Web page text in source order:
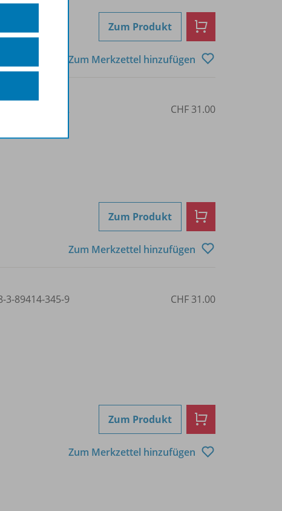
Zum Produkt
Zum Merkzettel hinzufügen
3-8377-7777-2 CHF 31.00
Zum Produkt
Zum Merkzettel hinzufügen
3-89414-345-9 CHF 31.00
Zum Produkt
Zum Merkzettel hinzufügen